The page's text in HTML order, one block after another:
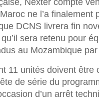
Nexter compte
ne l’a finalement
DCNS livrera fin
sera retenu pour
au Mozambique
11 unités doivent être
de série du
d’un arrêt